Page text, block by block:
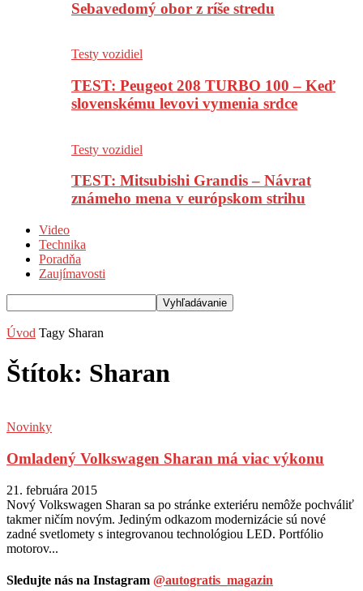
Sebavedomý obor z ríše stredu
Testy vozidiel
TEST: Peugeot 208 TURBO 100 – Keď
slovenskému levovi vymenia srdce
Testy vozidiel
TEST: Mitsubishi Grandis – Návrat
známeho mena v európskom strihu
Video
Technika
Poradňa
Zaujímavosti
Úvod Tagy Sharan
Štítok: Sharan
Novinky
Omladený Volkswagen Sharan má viac výkonu
21. februára 2015
Nový Volkswagen Sharan sa po stránke exteriéru nemôže pochváliť
takmer ničím novým. Jediným odkazom modernizácie sú nové
zadné svetlomety s integrovanou technológiou LED. Portfólio
motorov...
Sledujte nás na Instagram @autogratis_magazin